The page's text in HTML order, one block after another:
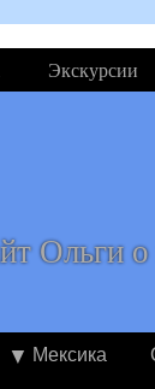
Экскурсии
Ольги
Мексика